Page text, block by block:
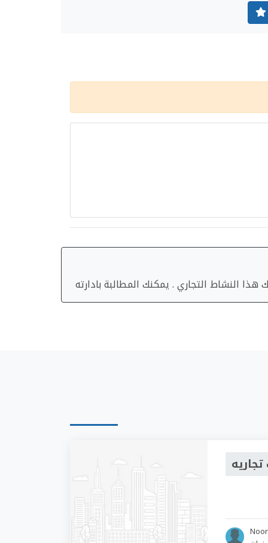
النشاط التجاري . يمكنك المطالبة بادارته